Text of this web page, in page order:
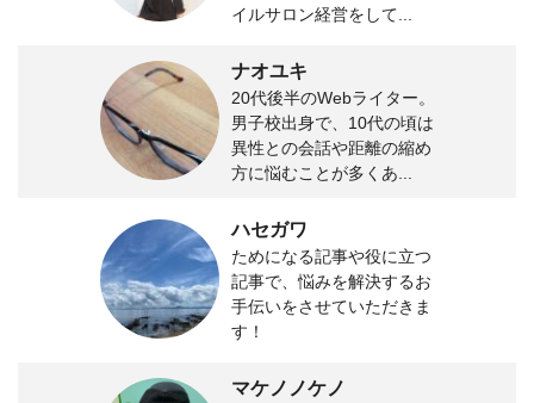
イルサロン経営をして...
ナオユキ
20代後半のWebライター。
男子校出身で、10代の頃は
異性との会話や距離の縮め
方に悩むことが多くあ...
ハセガワ
ためになる記事や役に立つ
記事で、悩みを解決するお
手伝いをさせていただきま
す！
マケノノケノ